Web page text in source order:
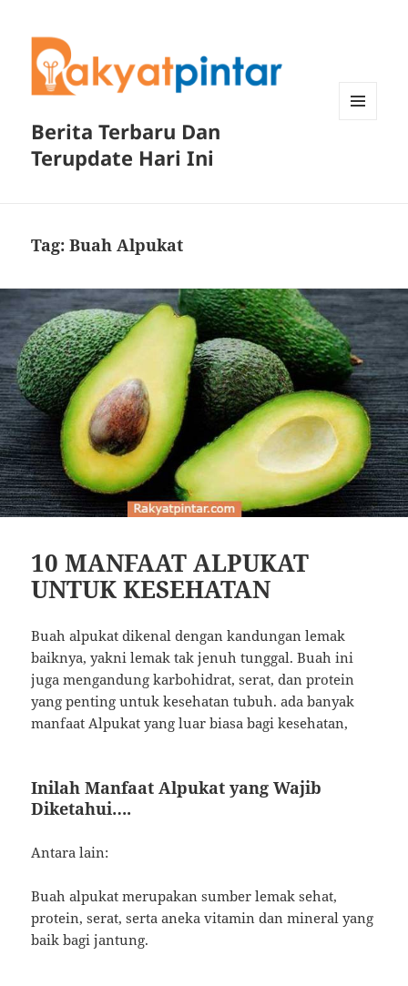
Berita Terbaru Dan
Terupdate Hari Ini
Tag:Buah Alpukat
10 MANFAAT ALPUKAT
UNTUK KESEHATAN
Buah alpukat dikenal dengan kandungan lemak
baiknya, yakni lemak tak jenuh tunggal. Buah ini
juga mengandung karbohidrat, serat, dan protein
yang penting untuk kesehatan tubuh. ada banyak
manfaat Alpukat yang luar biasa bagi kesehatan,
Inilah Manfaat Alpukat yang Wajib
Diketahui….
Antara lain:
Buah alpukat merupakan sumber lemak sehat,
protein, serat, serta aneka vitamin dan mineral yang
baik bagi jantung.